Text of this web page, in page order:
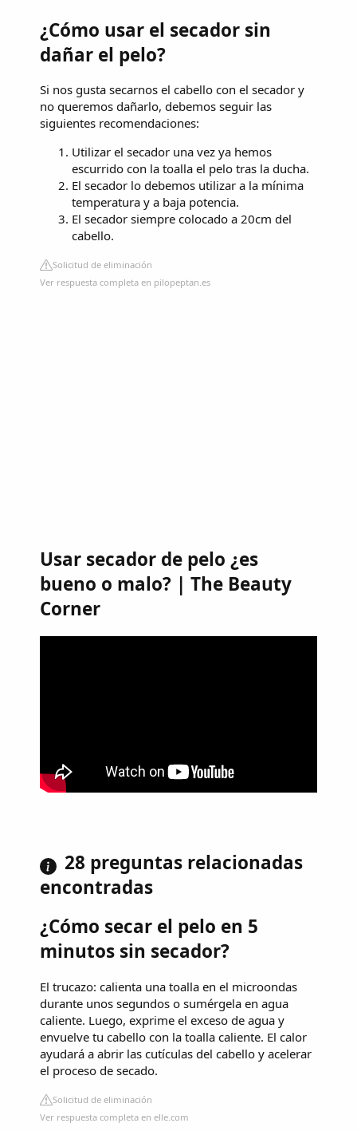
¿Cómo usar el secador sin
dañar el pelo?
Si nos gusta secarnos el cabello con el secador y
no queremos dañarlo, debemos seguir las
siguientes recomendaciones:
Utilizar el secador una vez ya hemos
escurrido con la toalla el pelo tras la ducha.
El secador lo debemos utilizar a la mínima
temperatura y a baja potencia.
El secador siempre colocado a 20cm del
cabello.
Solicitud de eliminación
Ver respuesta completa en pilopeptan.es
Usar secador de pelo ¿es
bueno o malo? | The Beauty
Corner
28 preguntas relacionadas
encontradas
¿Cómo secar el pelo en 5
minutos sin secador?
El trucazo: calienta una toalla en el microondas
durante unos segundos o sumérgela en agua
caliente. Luego, exprime el exceso de agua y
envuelve tu cabello con la toalla caliente. El calor
ayudará a abrir las cutículas del cabello y acelerar
el proceso de secado.
Solicitud de eliminación
Ver respuesta completa en elle.com